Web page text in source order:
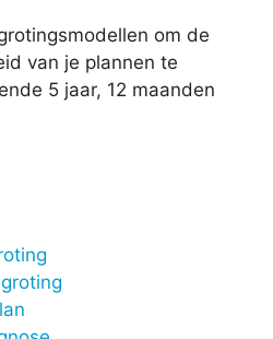
om de
van je plannen te
5 jaar, 12 maanden